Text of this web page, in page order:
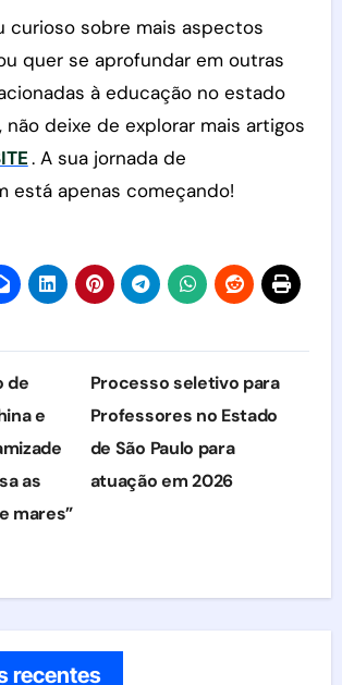
curioso sobre mais aspectos
quer se aprofundar em outras
à educação no estado
não deixe de explorar mais artigos
. A sua jornada de
está apenas começando!
de
e
as
mares”
Processo seletivo para
Professores no Estado
de São Paulo para
atuação em 2026
recentes